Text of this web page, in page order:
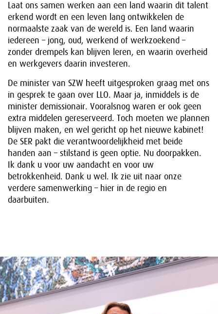
Laat ons samen werken aan een land waarin dit talent
erkend wordt en een leven lang ontwikkelen de
normaalste zaak van de wereld is. Een land waarin
iedereen – jong, oud, werkend of werkzoekend –
zonder drempels kan blijven leren, en waarin overheid
en werkgevers daarin investeren.
De minister van SZW heeft uitgesproken graag met ons
in gesprek te gaan over LLO. Maar ja, inmiddels is de
minister demissionair. Vooralsnog waren er ook geen
extra middelen gereserveerd. Toch moeten we plannen
blijven maken, en wel gericht op het nieuwe kabinet!
De SER pakt die verantwoordelijkheid met beide
handen aan – stilstand is geen optie. Nu doorpakken.
Ik dank u voor uw aandacht en voor uw
betrokkenheid. Dank u wel. Ik zie uit naar onze
verdere samenwerking – hier in de regio en
daarbuiten.